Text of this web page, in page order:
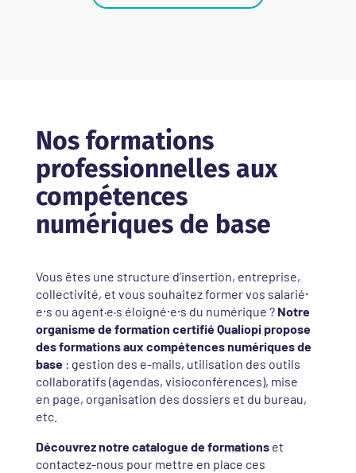
Nos formations
professionnelles aux
compétences
numériques de base
Vous êtes une structure d’insertion, entreprise,
collectivité, et vous souhaitez former vos salarié⸱
e⸱s ou agent·e·s éloigné⸱e⸱s du numérique ? Notre
organisme de formation certifié Qualiopi propose
des formations aux compétences numériques de
base: gestion des e-mails, utilisation des outils
collaboratifs (agendas, visioconférences), mise
en page, organisation des dossiers et du bureau,
etc.
Découvrez notre catalogue de formationset
contactez-nous pour mettre en place ces